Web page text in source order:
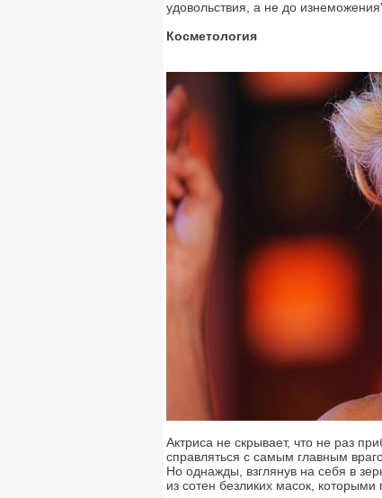
удовольствия, а не до
Косметология
Актриса не скрывает, что не раз
справляться с самым главным
Но однажды, взглянув на себя в
из сотен безликих масок, которыми